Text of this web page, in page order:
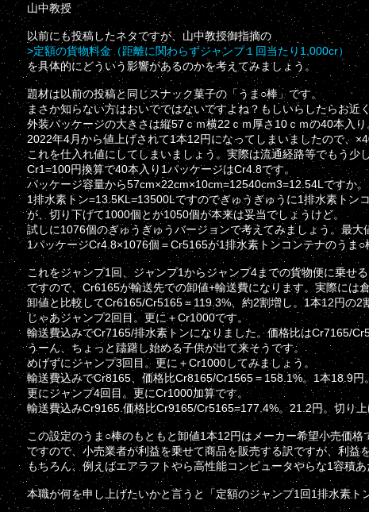
山中教授
以前にも投稿したネタですが、山中教授御指摘の
>定額の貨物料金（距離に関わらずジャンプ１回当たり1,000cr）
を具体的にどういう影響があるのかを考えてみましょう。
題材は以前の投稿と同じスナック菓子の「うま○棒」です。
まさか知らない方はおいでではないですよね？もしいらしたらお近
外装パッケージの大きさは縦57ｃｍ横22ｃｍ厚さ10ｃｍの40本入り
2022年4月から値上げされて1本12円になってしまいましたので、
これを仕入れ値にしてしまいましょう。実際は流通経路等でもう少
Cr1=100円換算で40本入り1パッケージはCr4.8です。
パッケージ容量から57cm×22cm×10cm=12540cm3=12.54Lですか。
1排水素トン=13.5KL=13500Lですのでぎゅうぎゅうに1排水素トン
が、切り下げて1000個とか1050個が本来は妥当でしょうけど。
試しに1076個のぎゅうぎゅうバージョンで考えてみましょう。最大
1パッケージCr4.8×1076個＝Cr5165が1排水素トンコンテナのうま
これをジャンプ1回、ジャンプ1からジャンプ4までの貨物便に乗せ
ですので、Cr6165が輸送先での卸値+輸送費になります。実際には
卸値と比較してCr6165/Cr5165＝119.3%、約2割増し。1本12円の
じゃあジャンプ2回目。更に＋Cr1000です。
輸送費込みでCr7165/排水素トンになりました。価格比はCr7165/
うーん、ちょっと躊躇し始める子供が出て来そうです。
めげずにジャンプ3回目。更に＋Cr1000してみましょう。
輸送費込みでCr8165、価格比Cr8165/Cr1565＝158.1%。1本18.9円
更にジャンプ4回目。更にCr1000加算です。
輸送費込みCr9165.価格比Cr9165/Cr5165=177.4%。21.2円。切り上
この設定のうま○棒のもともと卸値1本12円はメーカー希望小売価
ですので、小売業者が利益を乗せて商品を販売する訳ですが、利
もちろん、例えばエアラフトやら高性能コンピュータやらな1容積
本職が何を申し上げたいかと言うと「定額のジャンプ1回1排水素ト